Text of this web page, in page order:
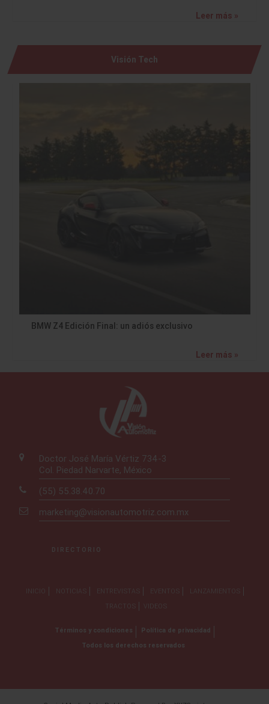
Leer más »
Visión Tech
BMW Z4 Edición Final: un adiós exclusivo
Leer más »
Doctor José María Vértiz 734-3
Col. Piedad Narvarte, México
(55) 55.38.40.70
marketing@visionautomotriz.com.mx
DIRECTORIO
INICIO NOTICIAS ENTREVISTAS EVENTOS
LANZAMIENTOS
TRACTOS
VIDEOS
Términos y condiciones
Política de privacidad
Todos los derechos reservados